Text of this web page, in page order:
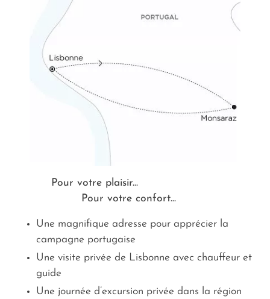
Pour votre plaisir...
Pour votre confort...
Une magnifique adresse pour apprécier la
campagne portugaise
Une visite privée de Lisbonne avec chauffeur et
guide
Une journée d’excursion privée dans la région